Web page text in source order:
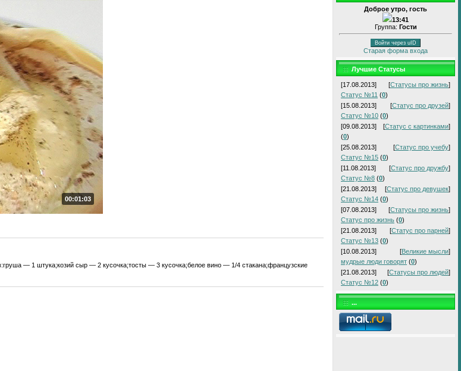
00:01:03
— 1 штука;козий сыр — 2 кусочка;тосты — 3 кусочка;белое вино — 1/4 стакана;французские
Доброе утро, гость
13:41
Группа: Гости
Войти через uID
Старая форма входа
Лучшие Статусы
[17.08.2013] [Статусы про жизнь]
Статус №11 (0)
[15.08.2013]
[Статус про друзей]
Статус №10 (0)
[09.08.2013]
[Статус с картинками]
(0)
[25.08.2013]
[Статус про учебу]
Статус №15 (0)
[11.08.2013]
[Статус про дружбу]
Статус №8 (0)
[21.08.2013]
[Статус про девушек]
Статус №14 (0)
[07.08.2013]
[Статусы про жизнь]
Статус про жизнь (0)
[21.08.2013]
[Статус про парней]
Статус №13 (0)
[10.08.2013]
[Великие мысли]
мудрые люди говорят (0)
[21.08.2013]
[Статусы про людей]
Статус №12 (0)
...